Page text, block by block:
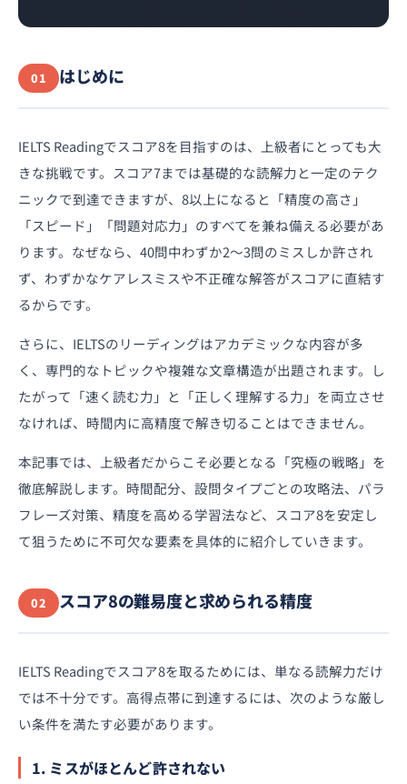
01 はじめに
IELTS Readingでスコア8を目指すのは、上級者にとっても大
きな挑戦です。スコア7までは基礎的な読解力と一定のテク
ニックで到達できますが、8以上になると「精度の高さ」
「スピード」「問題対応力」のすべてを兼ね備える必要があ
ります。なぜなら、40問中わずか2〜3問のミスしか許され
ず、わずかなケアレスミスや不正確な解答がスコアに直結す
るからです。
さらに、IELTSのリーディングはアカデミックな内容が多
く、専門的なトピックや複雑な文章構造が出題されます。し
たがって「速く読む力」と「正しく理解する力」を両立させ
なければ、時間内に高精度で解き切ることはできません。
本記事では、上級者だからこそ必要となる「究極の戦略」を
徹底解説します。時間配分、設問タイプごとの攻略法、パラ
フレーズ対策、精度を高める学習法など、スコア8を安定し
て狙うために不可欠な要素を具体的に紹介していきます。
02 スコア8の難易度と求められる精度
IELTS Readingでスコア8を取るためには、単なる読解力だけ
では不十分です。高得点帯に到達するには、次のような厳し
い条件を満たす必要があります。
1. ミスがほとんど許されない